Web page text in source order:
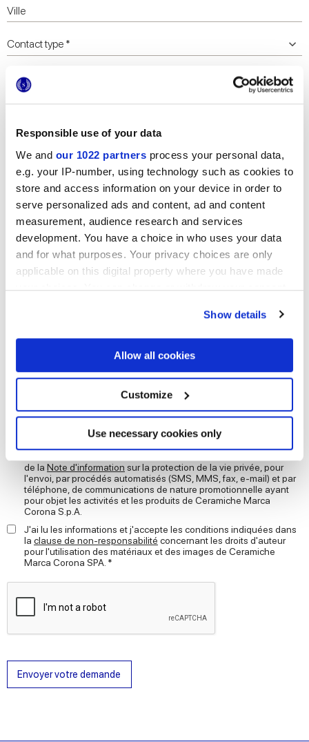
Responsible use of your data
We and our 1022 partners process your personal data,
e.g. your IP-number, using technology such as cookies to
store and access information on your device in order to
serve personalized ads and content, ad and content
measurement, audience research and services
development. You have a choice in who uses your data
and for what purposes. Your privacy choices are only
applicable on this digital property where you have made
your choices. You can change or withdraw your consent
If you allow, we would also like to:
Collect information about your geographical
location which can be accurate to within several
Identify your device by actively scanning it for
specific characteristics (fingerprinting)
Find out more about how your personal data is processed
and set your preferences in thedetails section.
We use cookies to personalise content and ads, to
provide social media features and to analyse our traffic.
We also share information about your use of our site with
our social media, advertising and analytics partners who
may combine it with other information that you’ve
provided to them or that they’ve collected from your use
of their services.
Show details
Allow all cookies
Customize
Use necessary cookies only
Collections d'intérêt
demande, conformément à la lettre C) de laNote d'informationsur
la protection de la vie privée. *
de la Note d'information sur la protection de la vie privée, pour
l'envoi, par procédés automatisés (SMS, MMS, fax, e-mail) et par
téléphone, de communications de nature promotionnelle ayant
pour objet les activités et les produits de Ceramiche Marca
Corona S.p.A.
J'ai lu les informations et j'accepte les conditions indiquées dans
la clause de non-responsabilité concernant les droits d'auteur
pour l'utilisation des matériaux et des images de Ceramiche
Marca Corona SPA. *
Envoyer votre demande